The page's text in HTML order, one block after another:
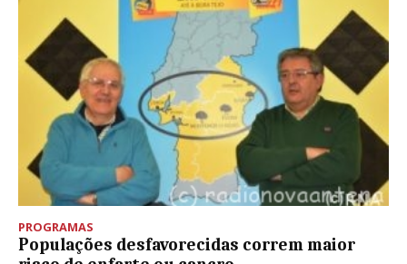
PROGRAMAS
Populações desfavorecidas correm maior